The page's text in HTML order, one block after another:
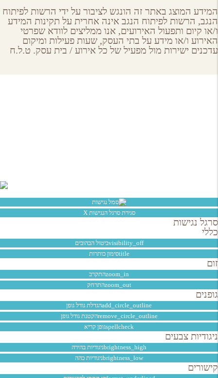
המידע המוצג באתר זה הונגש לציבור על ידי הרשות לפיתוח
הנגב, הרשות לפיתוח הנגב אינה אחרית על תקינות המידע
ו/או קיום ותפעול האירועים, אנו ממליצים לוודא שפרטי
האירוע ו/או מידע על בתי העסק, שעות פעילות ומיקום
עדכנים ישירות מול מפעיל של כל אירוע / בית עסק. ט.ל.ח
סגירת סרגל הנגישות X
סרגל נגישות
כללי
visibility_offביטול הבהובים
titleסימון כותרות
זום
zoom_inהתקרב
zoom_outהתרחק
גופנים
add_circle_outlineהגדלת גודל גופן
remove_circle_outlineהקטנת גודל גופן
spellcheckגופן קריא
ניגודיות צבעים
brightness_highניגודיות בהירה
brightness_lowניגודיות כהה
קישורים